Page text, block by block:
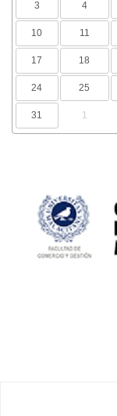
3 4
10 11
17 18
24 25
31 1